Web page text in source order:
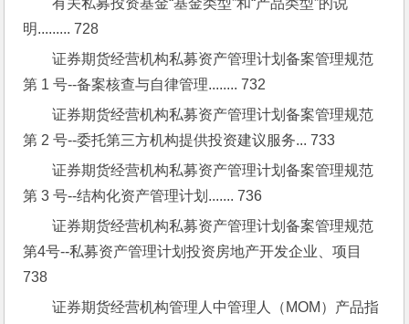
有关私募投资基金“基金类型”和“产品类型”的说
明......... 728
证券期货经营机构私募资产管理计划备案管理规范
第 1 号--备案核查与自律管理........ 732
证券期货经营机构私募资产管理计划备案管理规范
第 2 号--委托第三方机构提供投资建议服务... 733
证券期货经营机构私募资产管理计划备案管理规范
第 3 号--结构化资产管理计划....... 736
证券期货经营机构私募资产管理计划备案管理规范
第4号--私募资产管理计划投资房地产开发企业、项目
738
证券期货经营机构管理人中管理人（MOM）产品指